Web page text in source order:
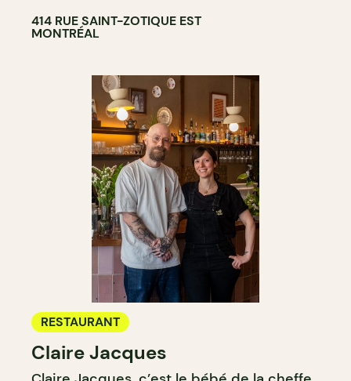
414 RUE SAINT-ZOTIQUE EST
MONTRÉAL
RESTAURANT
Claire Jacques